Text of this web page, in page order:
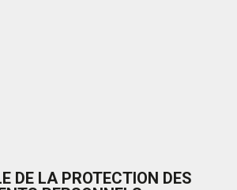
DE LA PROTECTION DES